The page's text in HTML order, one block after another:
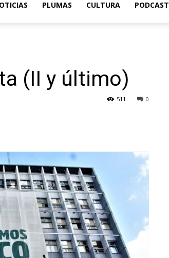
Evolución
PLUMAS CULTURA PODCAST
(II y último)
0
511